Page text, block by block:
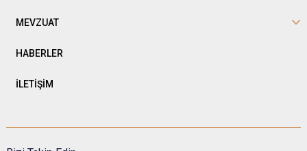
MEVZUAT
HABERLER
İLETİŞİM